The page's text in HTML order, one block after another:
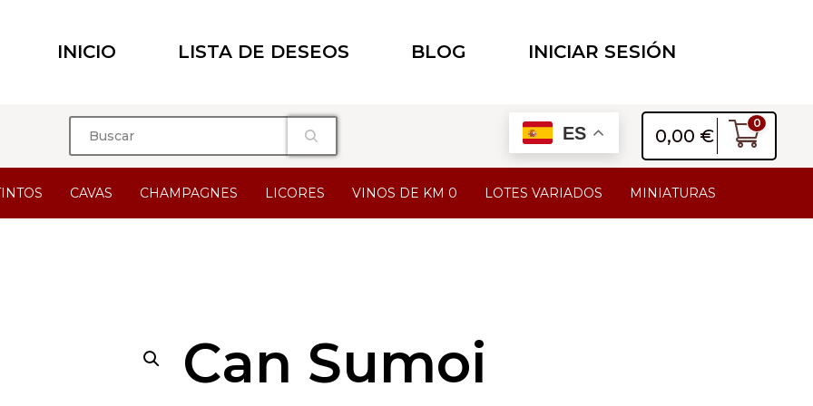
INICIO LISTA DE DESEOS BLOG INICIAR SESIÓN
ES 0,00 €
0
CAVAS CHAMPAGNES LICORES VINOS DE KM 0 LOTES VARIADOS MINIATURAS
Can Sumoi